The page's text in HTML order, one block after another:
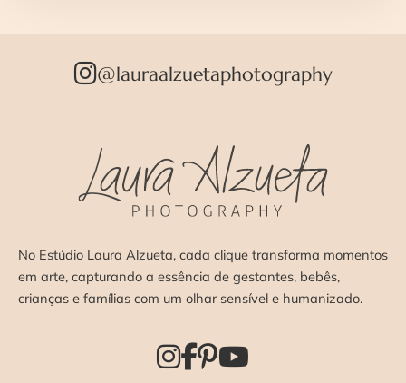
@lauraalzuetaphotography
No Estúdio Laura Alzueta, cada clique transforma momentos
em arte, capturando a essência de gestantes, bebês,
crianças e famílias com um olhar sensível e humanizado.